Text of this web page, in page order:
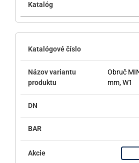
Obruč
mm, W1